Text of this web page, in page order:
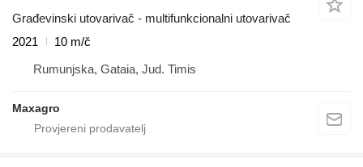
Građevinski utovarivač - multifunkcionalni utovarivač
2021
10 m/č
Rumunjska, Gataia, Jud. Timis
Maxagro